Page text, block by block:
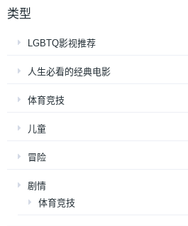
类型
LGBTQ影视推荐
人生必看的经典电影
体育竞技
儿童
冒险
剧情
体育竞技